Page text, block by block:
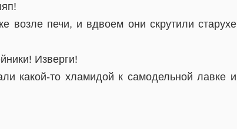
возле печи, и вдвоем они скрутили старухе
Изверги!
какой-то хламидой к самодельной лавке и